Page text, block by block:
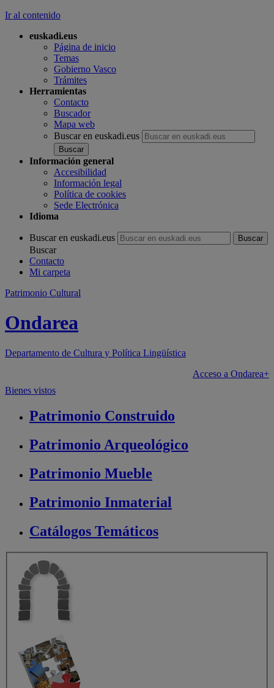
Ir al contenido
euskadi.eus
Página de inicio
Temas
Gobierno Vasco
Trámites
Herramientas
Contacto
Buscador
Mapa web
Buscar en euskadi.eus
Información general
Accesibilidad
Información legal
Política de cookies
Sede Electrónica
Idioma
Buscar en euskadi.eus
Buscar
Contacto
Mi carpeta
Patrimonio Cultural
Ondarea
Departamento de Cultura y Política Lingüística
Acceso a Ondarea+
Bienes vistos
Patrimonio Construido
Patrimonio Arqueológico
Patrimonio Mueble
Patrimonio Inmaterial
Catálogos Temáticos